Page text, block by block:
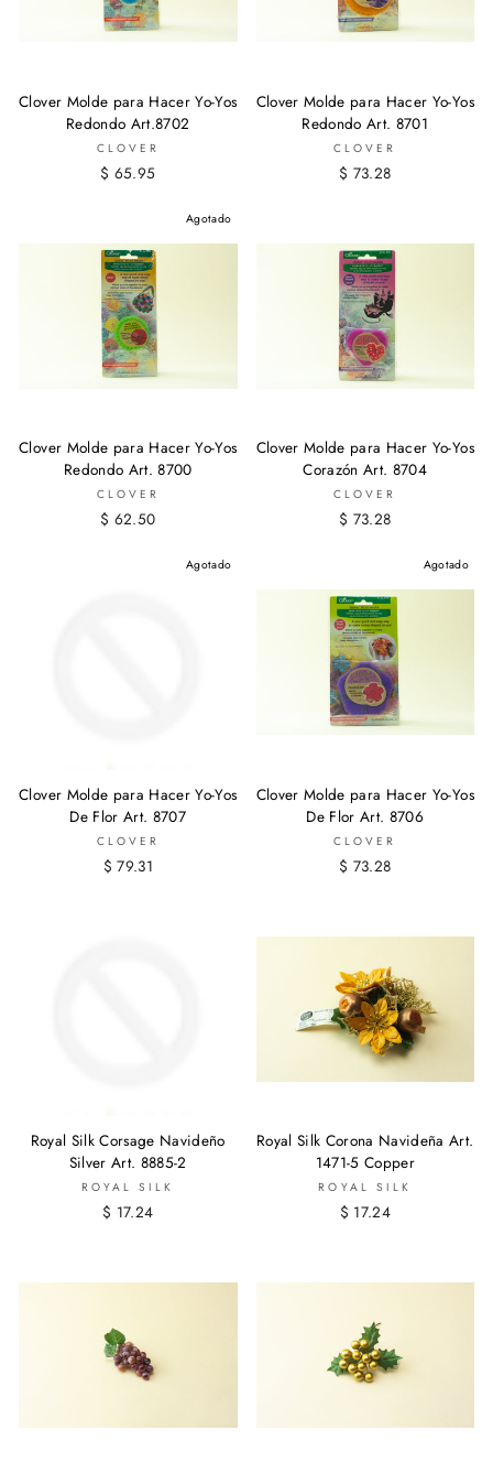
Clover Molde para Hacer Yo-Yos
Redondo Art.8702
CLOVER
$ 65.95
Clover Molde para Hacer Yo-Yos
Redondo Art. 8701
CLOVER
$ 73.28
Agotado
Clover Molde para Hacer Yo-Yos
Redondo Art. 8700
CLOVER
$ 62.50
Clover Molde para Hacer Yo-Yos
Corazón Art. 8704
CLOVER
$ 73.28
Agotado
Clover Molde para Hacer Yo-Yos
De Flor Art. 8707
CLOVER
$ 79.31
Agotado
Clover Molde para Hacer Yo-Yos
De Flor Art. 8706
CLOVER
$ 73.28
Royal Silk Corsage Navideño
Silver Art. 8885-2
ROYAL SILK
$ 17.24
Royal Silk Corona Navideña Art.
1471-5 Copper
ROYAL SILK
$ 17.24